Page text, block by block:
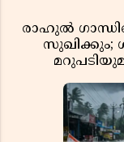
രാഹുൽ
സുഖിക്കും;